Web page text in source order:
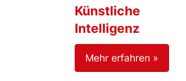
Künstliche
Intelligenz
Mehr erfahren »